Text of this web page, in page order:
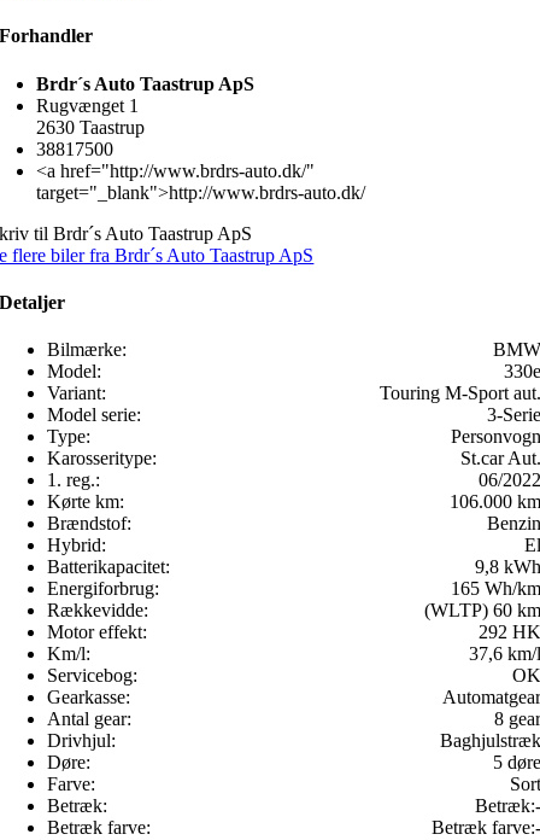
Forhandler
Brdr´s Auto Taastrup ApS
Rugvænget 1
2630 Taastrup
38817500
<a href="http://www.brdrs-auto.dk/"
target="_blank">http://www.brdrs-auto.dk/
til Brdr´s Auto Taastrup ApS
flere biler fra Brdr´s Auto Taastrup ApS
Detaljer
Bilmærke:
BMW
Model:
330e
Variant:
Touring M-Sport aut.
Model serie:
3-Serie
Type:
Personvogn
Karosseritype:
St.car Aut.
1. reg.:
06/2022
Kørte km:
106.000 km
Brændstof:
Benzin
Hybrid:
El
Batterikapacitet:
9,8 kWh
Energiforbrug:
165 Wh/km
Rækkevidde:
(WLTP) 60 km
Motor effekt:
292 HK
Km/l:
37,6 km/l
Servicebog:
OK
Gearkasse:
Automatgear
Antal gear:
8 gear
Drivhjul:
Baghjulstræk
Døre:
5 døre
Farve:
Sort
Betræk:
Betræk:-
Betræk farve:
Betræk farve:-